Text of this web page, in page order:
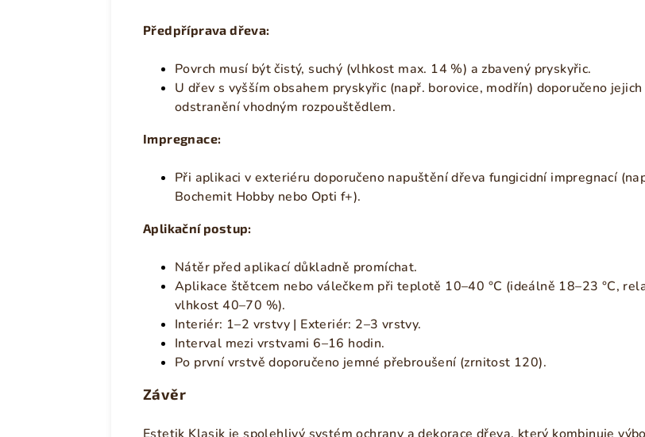
Předpříprava dřeva:
Povrch musí být čistý, suchý (vlhkost max. 14 %) a zbavený pryskyřic.
U dřev s vyšším obsahem pryskyřic (např. borovice, modřín) doporučeno jejich
odstranění vhodným rozpouštědlem.
Impregnace:
Při aplikaci v exteriéru doporučeno napuštění dřeva fungicidní impregnací
Bochemit Hobby nebo Opti f+).
Aplikační postup:
Nátěr před aplikací důkladně promíchat.
Aplikace štětcem nebo válečkem při teplotě 10–40 °C (ideálně 18–23 °C,
vlhkost 40–70 %).
Interiér: 1–2 vrstvy | Exteriér: 2–3 vrstvy.
Interval mezi vrstvami 6–16 hodin.
Po první vrstvě doporučeno jemné přebroušení (zrnitost 120).
Závěr